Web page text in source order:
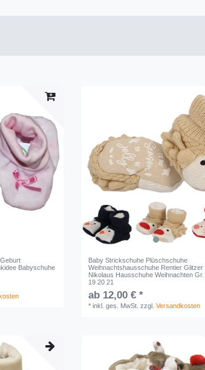
Babyschuhe
Baby Strickschuhe Plüschschuhe
Weihnachtshausschuhe Rentier Glitzer
Nikolaus Hausschuhe Weihnachten
19 20 21
ab 12,00 € *
*inkl. ges. MwSt. zzgl.Versandkosten